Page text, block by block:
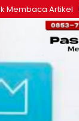
Membaca Artikel